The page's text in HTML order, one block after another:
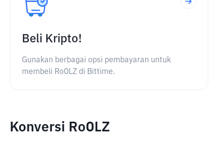
Beli Kripto!
Gunakan berbagai opsi pembayaran untuk
membeli RoOLZ di Bittime.
Konversi RoOLZ